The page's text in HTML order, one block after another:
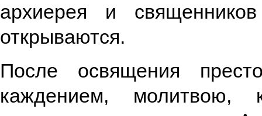
архиерея и
открываются.
После освящения
каждением, молитвою,